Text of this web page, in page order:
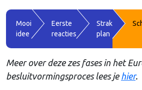
Mooi
idee
Eerste
reacties
Strak
plan
Meer over deze zes fases in het
besluitvormingsproces lees je hier.